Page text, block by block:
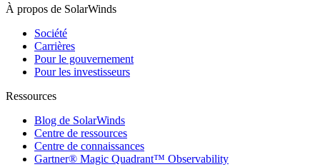
À propos de SolarWinds
Société
Carrières
Pour le gouvernement
Pour les investisseurs
Ressources
Blog de SolarWinds
Centre de ressources
Centre de connaissances
Gartner® Magic Quadrant™ Observability